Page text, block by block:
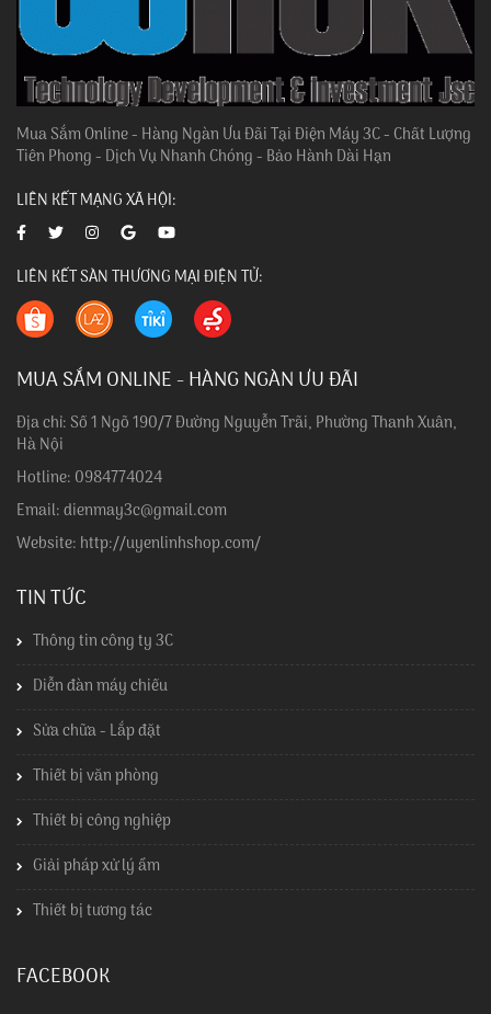
Mua Sắm Online - Hàng Ngàn Ưu Đãi Tại Điện Máy 3C - Chất Lượng
Tiên Phong - Dịch Vụ Nhanh Chóng - Bảo Hành Dài Hạn
LIÊN KẾT MẠNG XÃ HỘI:
LIÊN KẾT SÀN THƯƠNG MẠI ĐIỆN TỬ:
MUA SẮM ONLINE - HÀNG NGÀN ƯU ĐÃI
Địa chỉ: Số 1 Ngõ 190/7 Đường Nguyễn Trãi, Phường Thanh Xuân,
Hà Nội
Hotline: 0984774024
Email: dienmay3c@gmail.com
Website: http://uyenlinhshop.com/
TIN TỨC
Thông tin công ty 3C
Diễn đàn máy chiếu
Sửa chữa - Lắp đặt
Thiết bị văn phòng
Thiết bị công nghiệp
Giải pháp xử lý ẩm
Thiết bị tương tác
FACEBOOK